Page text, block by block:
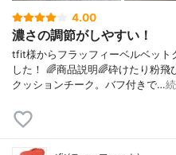
4.00
濃さの調節がしやすい！
tfit様からフラッフィーベルベット
した！ 🌈商品説明🌈砕けたり粉
クッションチーク。バフ付きで…